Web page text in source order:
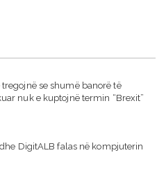
se shumë banorë të
nuk e kuptojnë termin “Brexit”
DigitALB falas në kompjuterin